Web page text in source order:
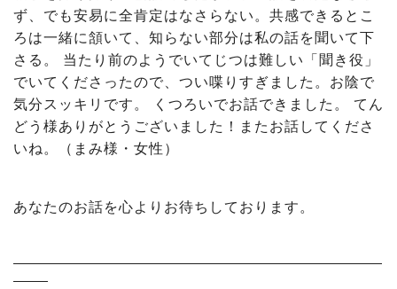
ず、でも安易に全肯定はなさらない。共感できるとこ
ろは一緒に頷いて、知らない部分は私の話を聞いて下
さる。 当たり前のようでいてじつは難しい「聞き役」
でいてくださったので、つい喋りすぎました。お陰で
気分スッキリです。 くつろいでお話できました。 てん
どう様ありがとうございました！またお話してくださ
いね。（まみ様・女性）
あなたのお話を心よりお待ちしております。
――――――――――――――――――――――――――――――――
―――